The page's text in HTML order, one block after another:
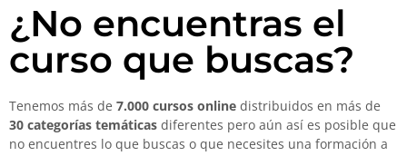
¿No encuentras el
curso que buscas?
Tenemos más de 7.000 cursos online distribuidos en más de
30 categorías temáticas diferentes pero aún así es posible que
no encuentres lo que buscas o que necesites una formación a